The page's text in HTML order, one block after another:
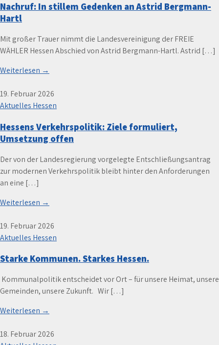
Nachruf: In stillem Gedenken an Astrid Bergmann-
Hartl
Mit großer Trauer nimmt die Landesvereinigung der FREIE
WÄHLER Hessen Abschied von Astrid Bergmann-Hartl. Astrid […]
Weiterlesen →
19. Februar 2026
Aktuelles Hessen
Hessens Verkehrspolitik: Ziele formuliert,
Umsetzung offen
Der von der Landesregierung vorgelegte Entschließungsantrag
zur modernen Verkehrspolitik bleibt hinter den Anforderungen
an eine […]
Weiterlesen →
19. Februar 2026
Aktuelles Hessen
Starke Kommunen. Starkes Hessen.
️ Kommunalpolitik entscheidet vor Ort – für unsere Heimat, unsere
Gemeinden, unsere Zukunft. Wir […]
Weiterlesen →
18. Februar 2026